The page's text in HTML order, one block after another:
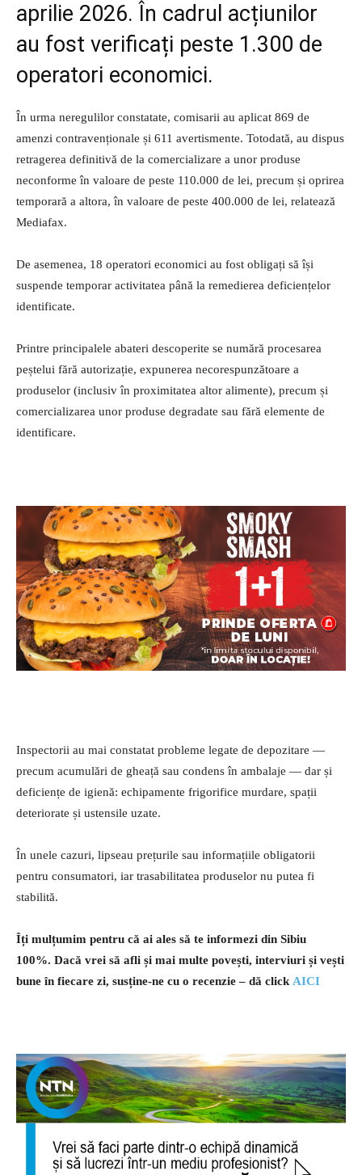
aprilie 2026. În cadrul acțiunilor
au fost verificați peste 1.300 de
operatori economici.
În urma neregulilor constatate, comisarii au aplicat 869 de
amenzi contravenționale și 611 avertismente. Totodată, au dispus
retragerea definitivă de la comercializare a unor produse
neconforme în valoare de peste 110.000 de lei, precum și oprirea
temporară a altora, în valoare de peste 400.000 de lei, relatează
Mediafax.
De asemenea, 18 operatori economici au fost obligați să își
suspende temporar activitatea până la remedierea deficiențelor
identificate.
Printre principalele abateri descoperite se numără procesarea
peștelui fără autorizație, expunerea necorespunzătoare a
produselor (inclusiv în proximitatea altor alimente), precum și
comercializarea unor produse degradate sau fără elemente de
identificare.
Inspectorii au mai constatat probleme legate de depozitare —
precum acumulări de gheață sau condens în ambalaje — dar și
deficiențe de igienă: echipamente frigorifice murdare, spații
deteriorate și ustensile uzate.
În unele cazuri, lipseau prețurile sau informațiile obligatorii
pentru consumatori, iar trasabilitatea produselor nu putea fi
stabilită.
Îți mulțumim pentru că ai ales să te informezi din Sibiu
100%. Dacă vrei să afli și mai multe povești, interviuri și vești
bune în fiecare zi, susține-ne cu o recenzie – dă click AICI